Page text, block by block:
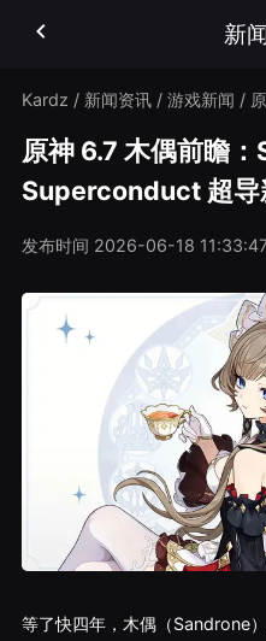
新
Kardz / 新闻资讯 / 游戏新闻 / 原
原神 6.7 木偶前瞻
Superconduct 超导
发布时间 2026-06-18
等了快四年，木偶（Sandrone